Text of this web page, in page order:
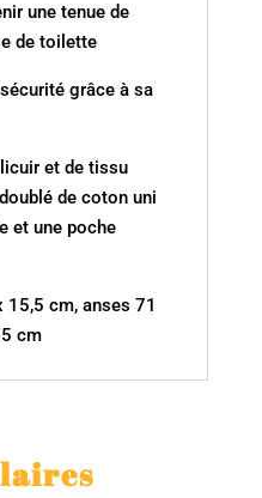
une tenue de
de toilette
grâce à sa
et de tissu
de coton uni
et une poche
cm, anses 71
cm